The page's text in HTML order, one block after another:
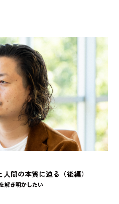
間の本質に迫る（後編）
解き明かしたい